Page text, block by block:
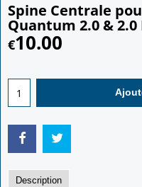
Spine Centrale
Quantum 2.0 &
€10.00
Description